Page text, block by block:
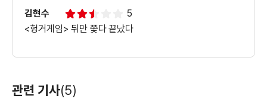
무삭제 질주 영상
김현수
5
<헝거게임> 뒤만 쫓다 끝났다
관련 기사(5)